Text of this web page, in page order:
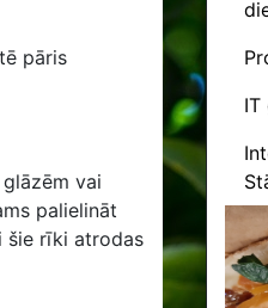
pāris
vai
palielināt
šie rīki atrodas
IT